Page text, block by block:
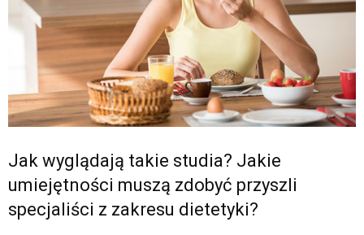
Jak wyglądają takie studia? Jakie
umiejętności muszą zdobyć przyszli
specjaliści z zakresu dietetyki?